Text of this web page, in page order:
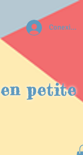
petite
Conexion